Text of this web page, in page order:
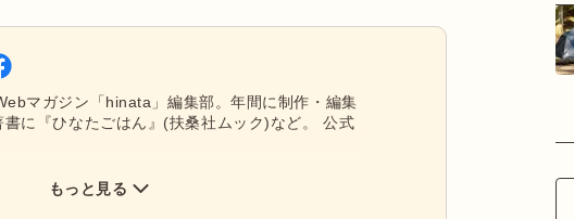
マガジン「hinata」編集部。年間に制作・編集
に『ひなたごはん』(扶桑社ムック)など。 公式
もっと見る